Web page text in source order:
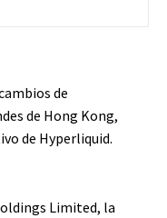
de
de Hong Kong,
de Hyperliquid.
Limited, la